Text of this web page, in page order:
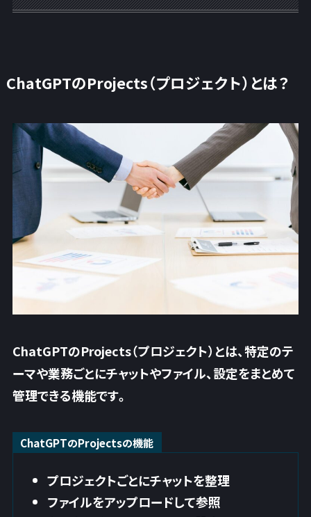
ChatGPTのProjects（プロジェクト）とは？
ChatGPTのProjects（プロジェクト）とは、特定のテ
ーマや業務ごとにチャットやファイル、設定をまとめて
管理できる機能です。
ChatGPTのProjectsの機能
プロジェクトごとにチャットを整理
ファイルをアップロードして参照